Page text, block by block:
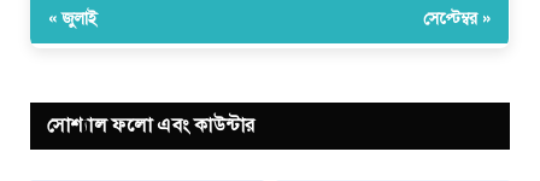
« জুলাই সেপ্টেম্বর »
সোশ্যাল ফলো এবং কাউন্টার